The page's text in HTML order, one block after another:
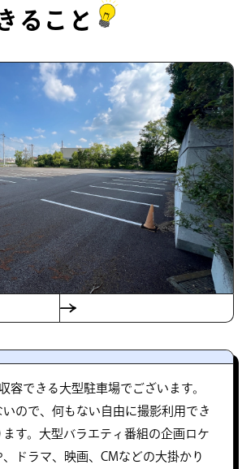
ること
容できる大型駐車場でございます。
ので、何もない自由に撮影利用でき
す。大型バラエティ番組の企画ロケ
ドラマ、映画、CMなどの大掛かり